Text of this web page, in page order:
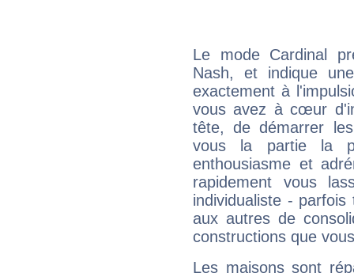
Le mode Cardinal
Nash, et indique
exactement à
vous avez à cœur
tête, de démarrer
vous la partie la
enthousiasme et
rapidement vous
individualiste -
aux autres de
constructions que
Les maisons sont